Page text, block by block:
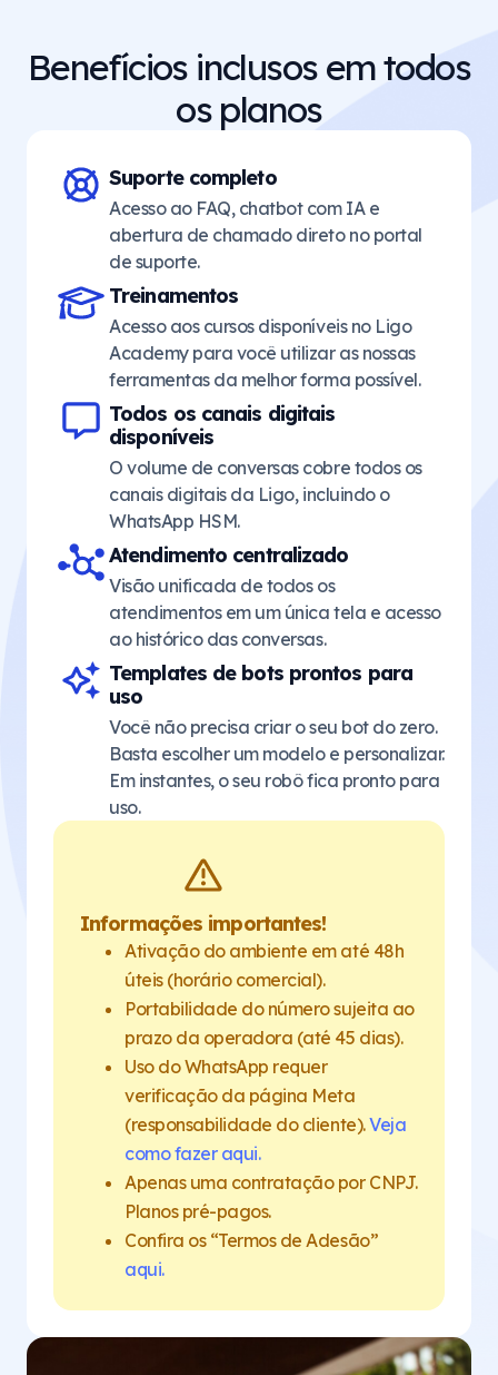
Benefícios inclusos em todos
os planos
Suporte completo
Acesso ao FAQ, chatbot com IA e
abertura de chamado direto no portal
de suporte.
Treinamentos
Acesso aos cursos disponíveis no Ligo
Academy para você utilizar as nossas
ferramentas da melhor forma possível.
Todos os canais digitais
disponíveis
O volume de conversas cobre todos os
canais digitais da Ligo, incluindo o
WhatsApp HSM.
Atendimento centralizado
Visão unificada de todos os
atendimentos em um única tela e acesso
ao histórico das conversas.
Templates de bots prontos para
uso
Você não precisa criar o seu bot do zero.
Basta escolher um modelo e personalizar.
Em instantes, o seu robô fica pronto para
uso.
Informações importantes!
Ativação do ambiente em até 48h
úteis (horário comercial).
Portabilidade do número sujeita ao
prazo da operadora (até 45 dias).
Uso do WhatsApp requer
verificação da página Meta
(responsabilidade do cliente).Veja
como fazer aqui.
Apenas uma contratação por CNPJ.
Planos pré-pagos.
Confira os “Termos de Adesão”
aqui.